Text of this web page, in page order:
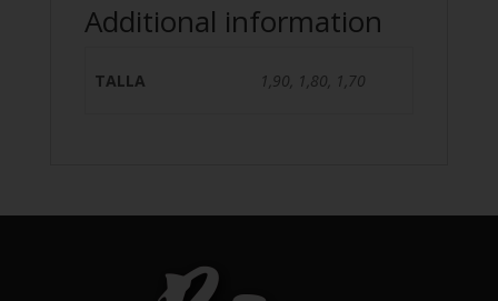
Additional information
TALLA 1,90, 1,80, 1,70